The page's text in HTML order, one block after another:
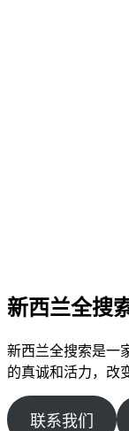
新西兰全搜
新西兰全搜索是一
的真诚和活力，改
联系我们